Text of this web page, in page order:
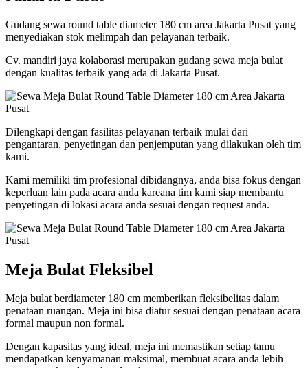
Gudang sewa round table diameter 180 cm area Jakarta Pusat yang
menyediakan stok melimpah dan pelayanan terbaik.
Cv. mandiri jaya kolaborasi merupakan gudang sewa meja bulat
dengan kualitas terbaik yang ada di Jakarta Pusat.
Dilengkapi dengan fasilitas pelayanan terbaik mulai dari
pengantaran, penyetingan dan penjemputan yang dilakukan oleh tim
kami.
Kami memiliki tim profesional dibidangnya, anda bisa fokus dengan
keperluan lain pada acara anda kareana tim kami siap membantu
penyetingan di lokasi acara anda sesuai dengan request anda.
Meja Bulat Fleksibel
Meja bulat berdiameter 180 cm memberikan fleksibelitas dalam
penataan ruangan. Meja ini bisa diatur sesuai dengan penataan acara
formal maupun non formal.
Dengan kapasitas yang ideal, meja ini memastikan setiap tamu
mendapatkan kenyamanan maksimal, membuat acara anda lebih